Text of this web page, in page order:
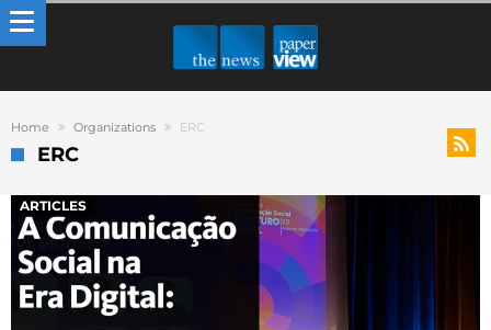
Home Organizations ERC
ERC
ARTICLES